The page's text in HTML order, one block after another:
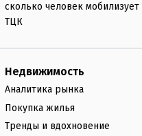
сколько человек мобилизует
ТЦК
Недвижимость
Аналитика рынка
Покупка жилья
Тренды и вдохновение